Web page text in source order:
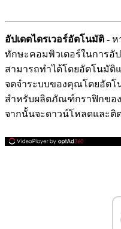
อัปเดตไดรเวอร์อัตโนมัติ - ห
ทักษะคอมพิวเตอร์ในการอั
สามารถทำได้โดยอัตโนมั
จดจำระบบของคุณโดยอัตโ
สำหรับผลิตภัณฑ์กราฟิกขอ
จากนั้นจะดาวน์โหลดและติ